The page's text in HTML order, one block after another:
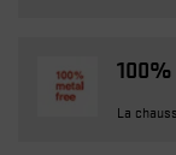
La